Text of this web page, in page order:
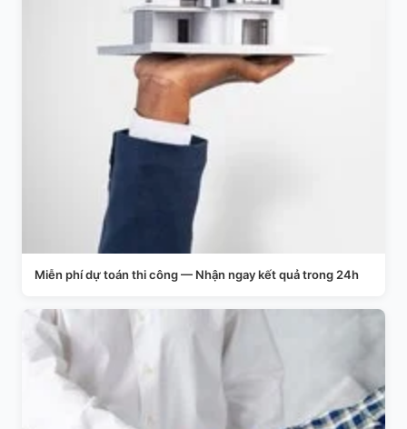
Miễn phí dự toán thi công — Nhận ngay kết quả trong 24h